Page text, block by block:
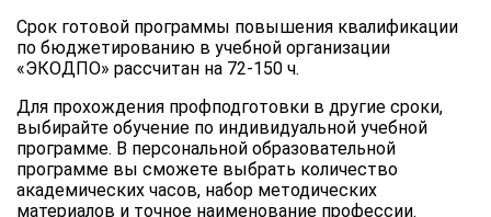
Срок готовой программы повышения квалификации
по бюджетированию в учебной организации
«ЭКОДПО» рассчитан на 72-150 ч.
Для прохождения профподготовки в другие сроки,
выбирайте обучение по индивидуальной учебной
программе. В персональной образовательной
программе вы сможете выбрать количество
академических часов, набор методических
материалов и точное наименование профессии.